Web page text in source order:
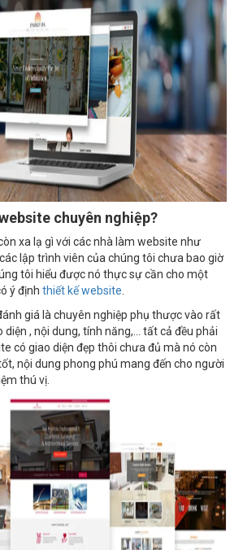
chuyên nghiệp?
xa lạ gì với các nhà làm website như
lập trình viên của chúng tôi chưa bao giờ
tôi hiểu được nó thực sự cần cho một
ý định thiết kế website
giá là chuyên nghiệp phụ thược vào rất
diện , nội dung, tính năng,… tất cả đều phải
có giao diện đẹp thôi chưa đủ mà nó còn
nội dung phong phú mang đến cho người
thú vị.